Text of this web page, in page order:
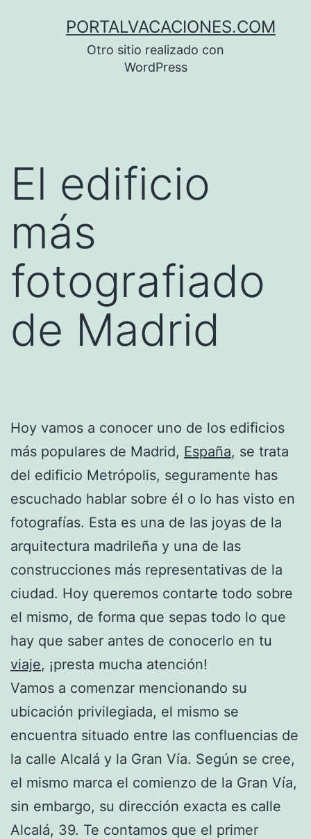
PORTALVACACIONES.COM
Otro sitio realizado con
WordPress
El edificio
más
fotografiado
de Madrid
Hoy vamos a conocer uno de los edificios
más populares de Madrid, España, se trata
del edificio Metrópolis, seguramente has
escuchado hablar sobre él o lo has visto en
fotografías. Esta es una de las joyas de la
arquitectura madrileña y una de las
construcciones más representativas de la
ciudad. Hoy queremos contarte todo sobre
el mismo, de forma que sepas todo lo que
hay que saber antes de conocerlo en tu
viaje, ¡presta mucha atención!
Vamos a comenzar mencionando su
ubicación privilegiada, el mismo se
encuentra situado entre las confluencias de
la calle Alcalá y la Gran Vía. Según se cree,
el mismo marca el comienzo de la Gran Vía,
sin embargo, su dirección exacta es calle
Alcalá, 39. Te contamos que el primer